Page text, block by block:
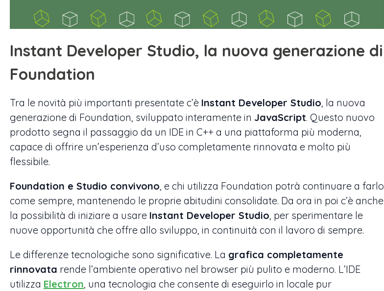
Instant Developer Studio, la nuova generazione di
Foundation
Tra le novità più importanti presentate c’è Instant Developer Studio, la nuova
generazione di Foundation, sviluppato interamente in JavaScript. Questo nuovo
prodotto segna il passaggio da un IDE in C++ a una piattaforma più moderna,
capace di offrire un’esperienza d’uso completamente rinnovata e molto più
flessibile.
Foundation e Studio convivono, e chi utilizza Foundation potrà continuare a farlo
come sempre, mantenendo le proprie abitudini consolidate. Da ora in poi c’è anche
la possibilità di iniziare a usare Instant Developer Studio, per sperimentare le
nuove opportunità che offre allo sviluppo, in continuità con il lavoro di sempre.
Le differenze tecnologiche sono significative. La grafica completamente
rinnovata rende l’ambiente operativo nel browser più pulito e moderno. L’IDE
utilizza Electron, una tecnologia che consente di eseguirlo in locale pur